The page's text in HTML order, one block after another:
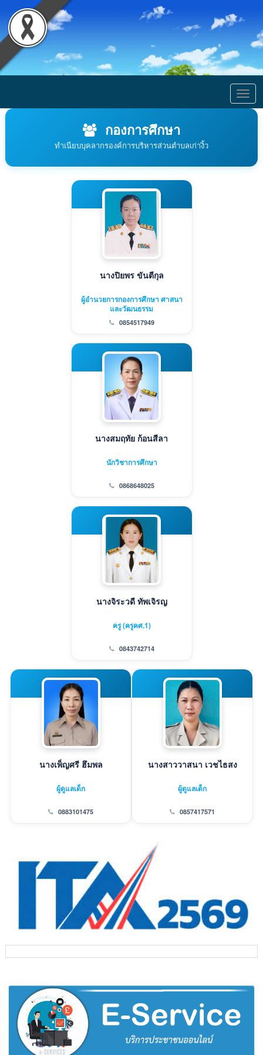
กองการศึกษา
ทำเนียบบุคลากรองค์การบริหารส่วนตำบลเก่างิ้ว
นางปิยพร ขันตีกุล
ผู้อำนวยการกองการศึกษา ศาสนา
และวัฒนธรรม
0854517949
นางสมฤทัย ก้อนสีลา
นักวิชาการศึกษา
0868648025
นางจิระวดี ทัพเจิรญ
ครู (ครูคศ.1)
0843742714
นางเพ็ญศรี ฮึมพล
ผู้ดูแลเด็ก
0883101475
นางสาววาสนา เวชไธสง
ผู้ดูแลเด็ก
0857417571